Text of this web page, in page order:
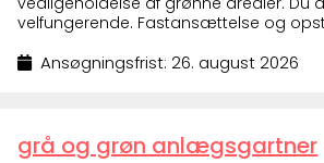
velfungerende. Fastansættelse og
Ansøgningsfrist: 26. august 2026
grå og grøn anlægsgartner